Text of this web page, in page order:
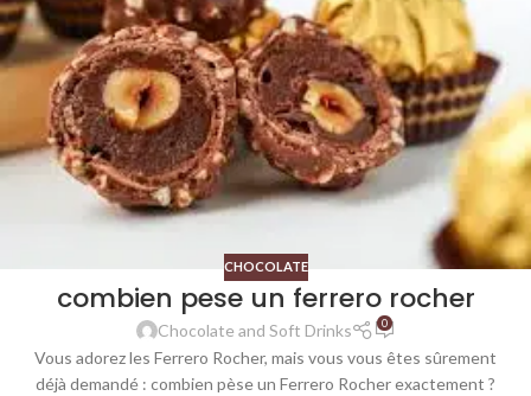
CHOCOLATE
combien pese un ferrero rocher​
Chocolate and Soft Drinks 0
Vous adorez les Ferrero Rocher, mais vous vous êtes sûrement
déjà demandé : combien pèse un Ferrero Rocher exactement ?